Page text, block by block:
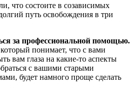
что состоите в созависимых
путь освобождения в три
за профессиональной помощью.
понимает, что с вами
вам глаза на какие-то аспекты
с вашими старыми
будет намного проще сделать